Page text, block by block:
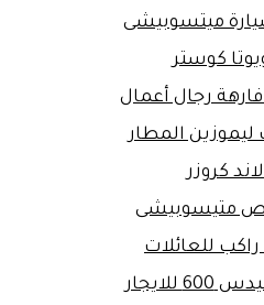
ميتسوبيشى
كوستر
رجال أعمال
ليموزين المطار
كروزر
متيسوبيشى
للايجار